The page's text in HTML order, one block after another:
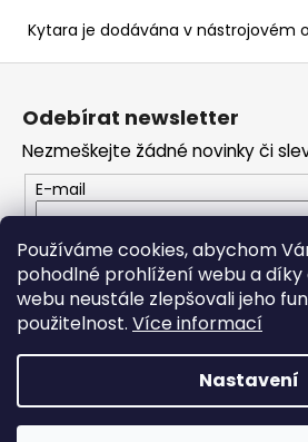
Používáme cookies, abychom
pohodlné prohlížení webu a
webu neustále zlepšovali jeho
použitelnost. Více informací
Nastavení
Kytara je dodávána v nástrojovém
Z
í
Odebírat newsletter
Nezmeškejte žádné novinky či
E-mail
Vložením e-mailu souhlasíte s
ochrany osobních údajů
PŘIHLÁSIT SE